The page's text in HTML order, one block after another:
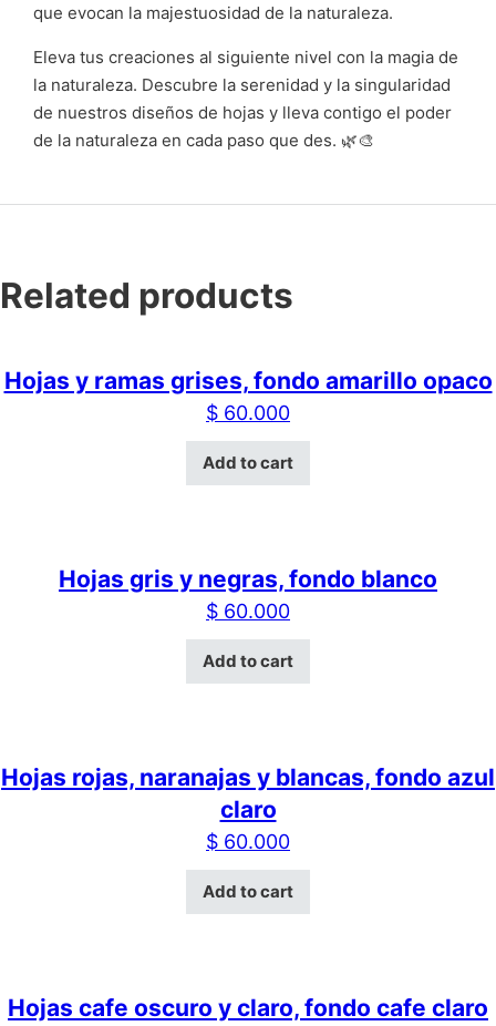
que evocan la majestuosidad de la naturaleza.
Eleva tus creaciones al siguiente nivel con la magia de
la naturaleza. Descubre la serenidad y la singularidad
de nuestros diseños de hojas y lleva contigo el poder
de la naturaleza en cada paso que des. 🌿🎨
Related products
Hojas y ramas grises, fondo amarillo opaco
$ 60.000
Add to cart
Hojas gris y negras, fondo blanco
$ 60.000
Add to cart
Hojas rojas, naranajas y blancas, fondo azul
claro
$ 60.000
Add to cart
Hojas cafe oscuro y claro, fondo cafe claro